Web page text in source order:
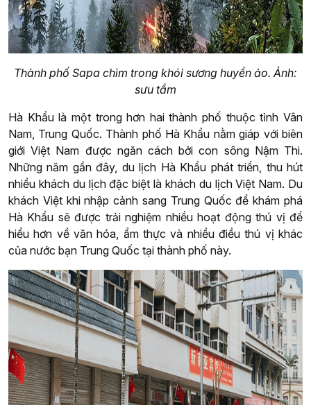
Thành phố Sapa chìm trong khói sương huyền ảo. Ảnh:
sưu tầm
Hà Khẩu là một trong hơn hai thành phố thuộc tỉnh Vân
Nam, Trung Quốc. Thành phố Hà Khẩu nằm giáp với biên
giới Việt Nam được ngăn cách bởi con sông Nậm Thi.
Những năm gần đây, du lịch Hà Khẩu phát triển, thu hút
nhiều khách du lịch đặc biệt là khách du lịch Việt Nam. Du
khách Việt khi nhập cảnh sang Trung Quốc để khám phá
Hà Khẩu sẽ được trải nghiệm nhiều hoạt động thú vị để
hiểu hơn về văn hóa, ẩm thực và nhiều điều thú vị khác
của nước bạn Trung Quốc tại thành phố này.